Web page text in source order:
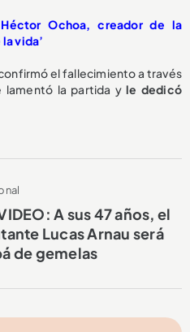
Ochoa, creador de la
vida’
el fallecimiento a través
lamentó la partida yle dedicó
A sus 47 años, el
Lucas Arnau será
de gemelas